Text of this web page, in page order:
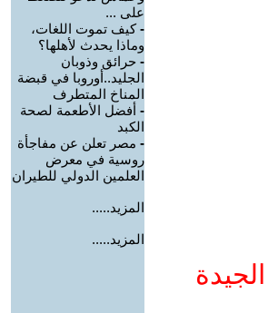
على ...
-كيف تموت اللغات،
وماذا يحدث لأهلها؟
- حرائق وذوبان
الجليد..أوروبا في قبضة
المناخ المتطرف
- أفضل الأطعمة لصحة
الكبد
- مصر تعلن عن مفاجأة
روسية في معرض
العلمين الدولي للطيران
المزيد.....
المزيد.....